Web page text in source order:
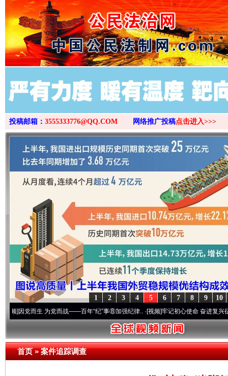
>
投稿邮箱： 3555333776@QQ.COM 网络推广投稿点击进入>>>
10
9
8
7
6
5
4
3
2
1
而生 为党而战——百年“纪”事⑧加强纪律..·[视频]牢记初心使命 奋进复兴征程丨“转
首页»案件追踪调查